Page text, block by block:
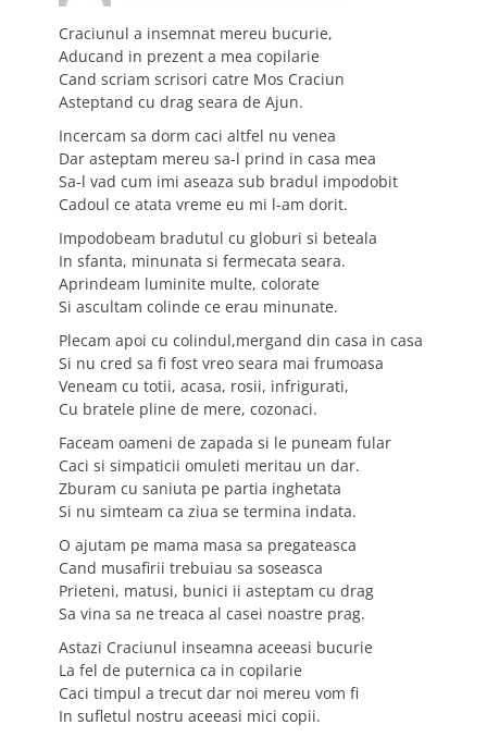
Craciunul a insemnat mereu bucurie,
Aducand in prezent a mea copilarie
Cand scriam scrisori catre Mos Craciun
Asteptand cu drag seara de Ajun.
Incercam sa dorm caci altfel nu venea
Dar asteptam mereu sa-l prind in casa mea
Sa-l vad cum imi aseaza sub bradul impodobit
Cadoul ce atata vreme eu mi l-am dorit.
Impodobeam bradutul cu globuri si beteala
In sfanta, minunata si fermecata seara.
Aprindeam luminite multe, colorate
Si ascultam colinde ce erau minunate.
Plecam apoi cu colindul,mergand din casa in casa
Si nu cred sa fi fost vreo seara mai frumoasa
Veneam cu totii, acasa, rosii, infrigurati,
Cu bratele pline de mere, cozonaci.
Faceam oameni de zapada si le puneam fular
Caci si simpaticii omuleti meritau un dar.
Zburam cu saniuta pe partia inghetata
Si nu simteam ca ziua se termina indata.
O ajutam pe mama masa sa pregateasca
Cand musafirii trebuiau sa soseasca
Prieteni, matusi, bunici ii asteptam cu drag
Sa vina sa ne treaca al casei noastre prag.
Astazi Craciunul inseamna aceeasi bucurie
La fel de puternica ca in copilarie
Caci timpul a trecut dar noi mereu vom fi
In sufletul nostru aceeasi mici copii.